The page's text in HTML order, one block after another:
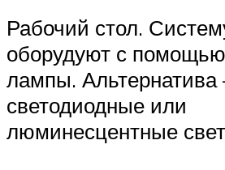
Рабочий стол.
оборудуют с
лампы. Альтернатива
светодиодные или
люминесцентные